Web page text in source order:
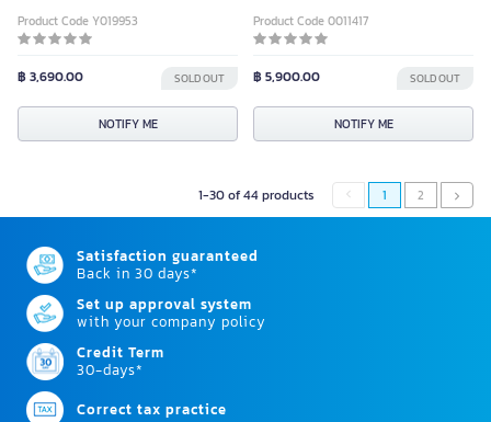
Product Code Y019953
฿ 3,690.00 SOLD OUT
NOTIFY ME
Product Code 0011417
฿ 5,900.00 SOLD OUT
NOTIFY ME
1-30 of 44 products 1 2
Satisfaction guaranteed
Back in 30 days*
Set up approval system
with your company policy
Credit Term
30-days*
Correct tax practice